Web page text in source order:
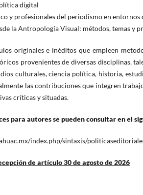
digital
y profesionales del periodismo en entornos
la Antropología Visual: métodos, temas y
originales e inéditos que empleen
provenientes de diversas disciplinas,
culturales, ciencia política, historia,
las contribuciones que integren
críticas y situadas.
para autores se pueden consultar en el
index.php/sintaxis/
de artículo 30 de agosto de 2026